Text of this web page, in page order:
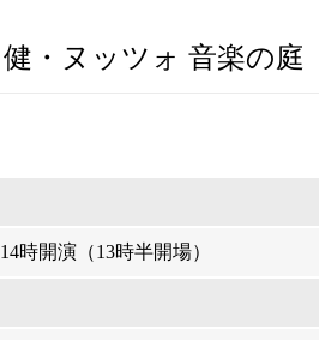
・ヌッツォ 音楽の庭
時開演（13時半開場）